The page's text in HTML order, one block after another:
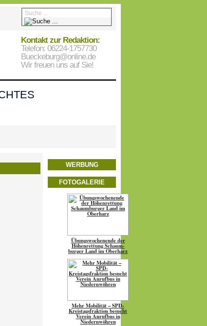
Kontakt zur Redaktion:
Telefon: 06224-1757730
Bueckeburg@online.de
Wir freuen uns auf Sie!
WERBUNG
FOTOGALERIE
Übungs­wo­chen­ende der
Höhen­ret­tung Schaum­
burger Land im Oberharz
Mehr Mobilität – SPD-
Kreistagsfraktion besucht
Verein Anrufbus in
Niedernwöhren